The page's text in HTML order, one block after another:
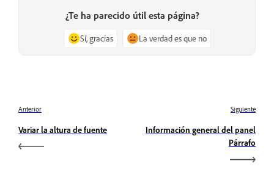
¿Te ha parecido útil esta página?
Sí, gracias La verdad es que no
Anterior
Variar la altura de fuente
Siguiente
Información general del panel
Párrafo